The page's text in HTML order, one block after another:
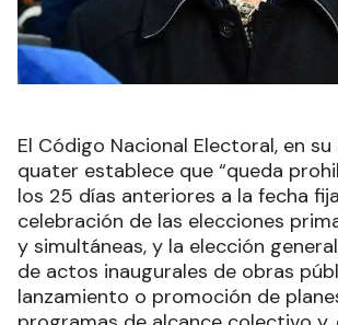
El Código Nacional Electoral, en
quater establece que “queda
los 25 días anteriores a la fecha
celebración de las elecciones
y simultáneas, y la elección
de actos inaugurales de obras
lanzamiento o promoción de